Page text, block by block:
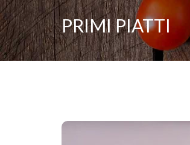
PRIMI PIATTI